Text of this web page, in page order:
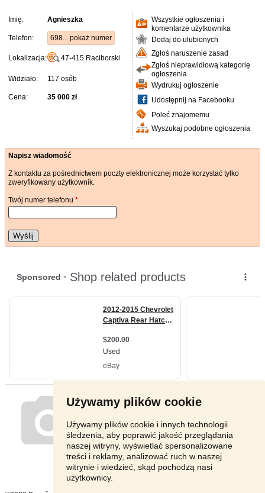
Używamy plików cookie
Używamy plików cookie i innych technologii
śledzenia, aby poprawić jakość przeglądania
naszej witryny, wyświetlać spersonalizowane
treści i reklamy, analizować ruch w naszej
witrynie i wiedzieć, skąd pochodzą nasi
użytkownicy.
Imię: Agnieszka
Telefon: 698... pokaż numer
Lokalizacja: 47-415 Raciborski
Widziało: 117 osób
Cena: 35 000 zł
Wszystkie ogłoszenia i
komentarze użytkownika
Dodaj do ulubionych
Zgłoś naruszenie zasad
Zgłoś nieprawidłową kategorię
ogłoszenia
Wydrukuj ogłoszenie
Udostępnij na Facebooku
Poleć znajomemu
Wyszukaj podobne ogłoszenia
Napisz wiadomość
Z kontaktu za pośrednictwem poczty elektronicznej może korzystać tylko
zweryfikowany użytkownik.
Twój numer telefonu *
Wyślij